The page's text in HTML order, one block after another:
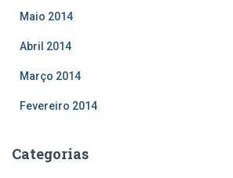
Maio 2014
Abril 2014
Março 2014
Fevereiro 2014
Categorias